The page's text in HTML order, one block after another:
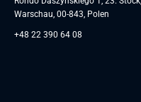
Warschau, 00-843, Polen
+48 22 390 64 08